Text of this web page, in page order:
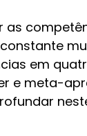
em
e meta-